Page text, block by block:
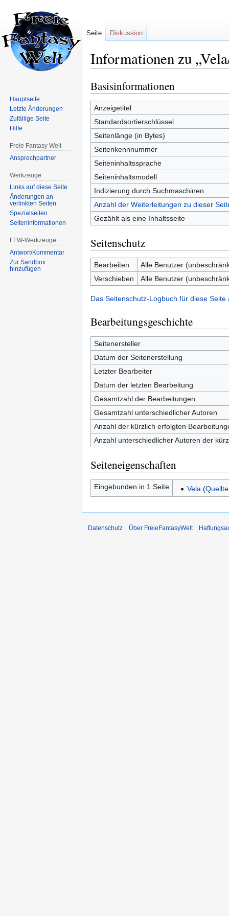
Informationen zu
Zur
Navigation
springen
Zur
Suche
springen
Basisinformationen
Anzeigetitel
Standardsortierschlüssel
Seitenlänge (in Bytes)
Seitenkennnummer
Seiteninhaltssprache
Seiteninhaltsmodell
Indizierung durch Suchmaschinen
Anzahl der Weiterleitungen zu dieser
Gezählt als eine Inhaltsseite
Seitenschutz
Bearbeiten
Alle Benutzer
Verschieben
Alle Benutzer
Das Seitenschutz-Logbuch für diese Seite
Bearbeitungsgeschichte
Seitenersteller
Datum der Seitenerstellung
Letzter Bearbeiter
Datum der letzten Bearbeitung
Gesamtzahl der Bearbeitungen
Gesamtzahl unterschiedlicher Autoren
Anzahl der kürzlich erfolgten
Anzahl unterschiedlicher Autoren der
Seiteneigenschaften
Eingebunden in 1 Seite Vela (
Seite Diskussion
Hauptseite
Letzte Änderungen
Zufällige Seite
Hilfe
Freie Fantasy Welt
Ansprechpartner
Werkzeuge
Links auf diese Seite
Änderungen an
verlinkten Seiten
Spezialseiten
Seiten­informationen
FFW-Werkzeuge
Antwort/Kommentar
Zur Sandbox
hinzufügen
Datenschutz Über FreieFantasyWelt